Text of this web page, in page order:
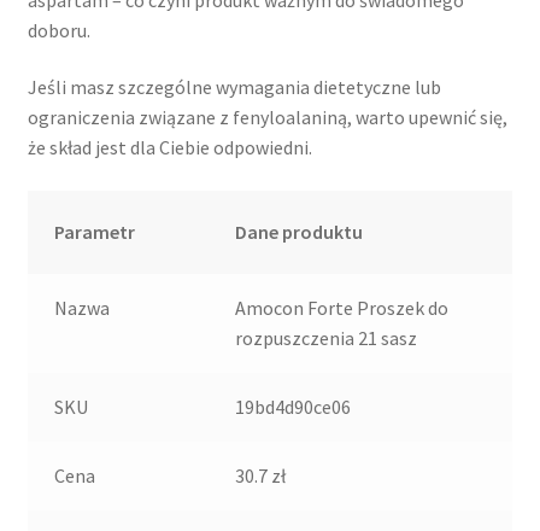
doboru.
Jeśli masz szczególne wymagania dietetyczne lub
ograniczenia związane z fenyloalaniną, warto upewnić się,
że skład jest dla Ciebie odpowiedni.
Parametr Dane produktu
Nazwa
Amocon Forte Proszek do
rozpuszczenia 21 sasz
SKU 19bd4d90ce06
Cena 30.7 zł